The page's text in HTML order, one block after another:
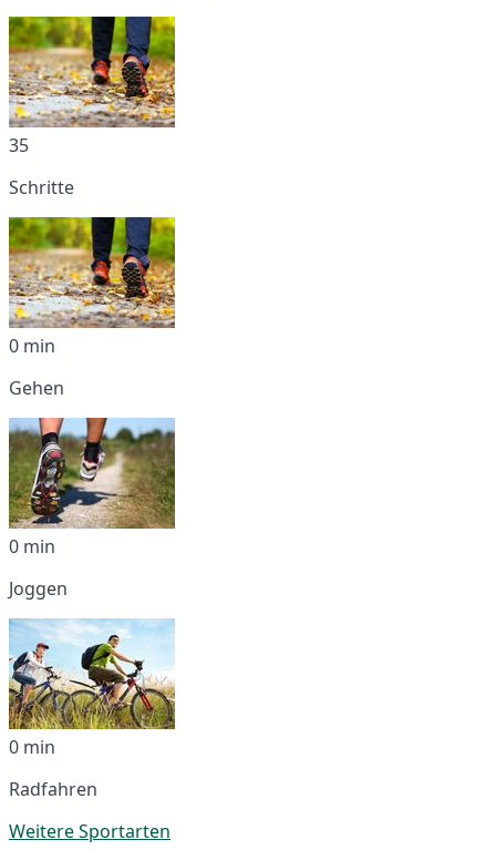
35
Schritte
0 min
Gehen
0 min
Joggen
0 min
Radfahren
Weitere Sportarten